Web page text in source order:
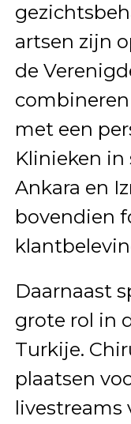
artsen zijn
de
met een
Klinieken in
Ankara en
bovendien
Daarnaast
grote rol in
Turkije.
plaatsen
livestreams